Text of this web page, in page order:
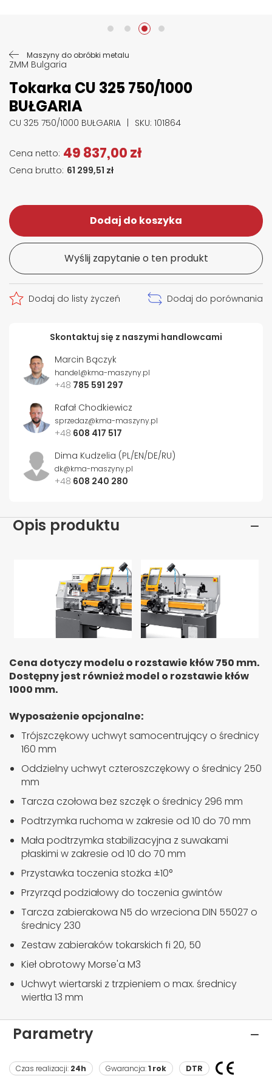
Opis produktu
Cena dotyczy modelu o rozstawie kłów 750 mm.
Dostępny jest również model o rozstawie kłów
1000 mm.
Wyposażenie opcjonalne:
Trójszczękowy uchwyt samocentrujący o średnicy
160 mm
Oddzielny uchwyt czteroszczękowy o średnicy 250
mm
Tarcza czołowa bez szczęk o średnicy 296 mm
Podtrzymka ruchoma w zakresie od 10 do 70 mm
Mała podtrzymka stabilizacyjna z suwakami
płaskimi w zakresie od 10 do 70 mm
Przystawka toczenia stożka ±10°
Przyrząd podziałowy do toczenia gwintów
Tarcza zabierakowa N5 do wrzeciona DIN 55027 o
średnicy 230
Zestaw zabieraków tokarskich fi 20, 50
Kieł obrotowy Morse'a M3
Uchwyt wiertarski z trzpieniem o max. średnicy
wiertła 13 mm
CU 325 750/1000 BUŁGARIA SKU: 101864
Maszyny do obróbki metalu
Tokarka CU 325 750/1000
BUŁGARIA
61 299,51 zł
49 837,00 zł
ZMM Bulgaria
Dodaj do koszyka
Wyślij zapytanie o ten produkt
Dodaj do listy życzeń Dodaj do porównania
Skontaktuj się z naszymi handlowcami
Marcin Bączyk
handel@kma-maszyny.pl
+48 785 591 297
Rafał Chodkiewicz
sprzedaz@kma-maszyny.pl
+48 608 417 517
Dima Kudzelia (PL/EN/DE/RU)
dk@kma-maszyny.pl
+48 608 240 280
Parametry
Czas realizacji: 24h Gwarancja:1 rok DTR